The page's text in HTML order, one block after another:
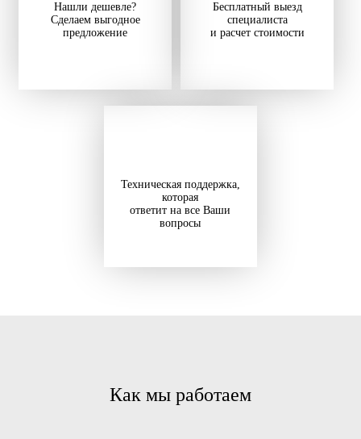
Нашли дешевле?
Сделаем выгодное
предложение
Бесплатный выезд
специалиста
и расчет стоимости
Техническая поддержка,
которая
ответит на все Ваши
вопросы
Как мы работаем